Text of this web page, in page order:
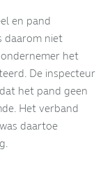
en pand
daarom niet
het
De inspecteur
het pand geen
Het verband
daartoe